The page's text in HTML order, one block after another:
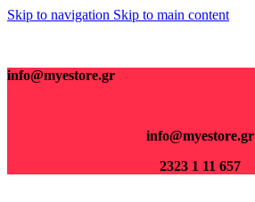
Skip to navigation Skip to main content
info@myestore.gr
info@myestore.gr
2323 1 11 657